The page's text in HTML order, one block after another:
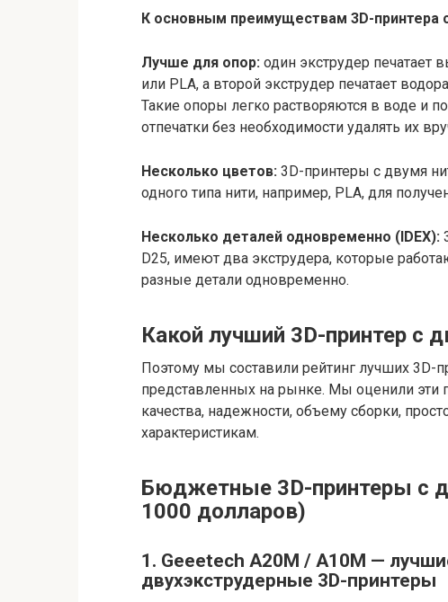
К основным преимуществам 3D-принтера
Лучше для опор: один экструдер печатает
или PLA, а второй экструдер печатает
Такие опоры легко растворяются в воде и
отпечатки без необходимости удалять их
Несколько цветов: 3D-принтеры с двумя
одного типа нити, например, PLA, для
Несколько деталей одновременно (IDEX):
D25, имеют два экструдера, которые
разные детали одновременно.
Какой лучший 3D-принтер с
Поэтому мы составили рейтинг лучших 3D-
представленных на рынке. Мы оценили
качества, надежности, объему сборки,
характеристикам.
Бюджетные 3D-принтеры с
1000 долларов)
1. Geeetech A20M / A10M —
двухэкструдерные 3D-принтеры